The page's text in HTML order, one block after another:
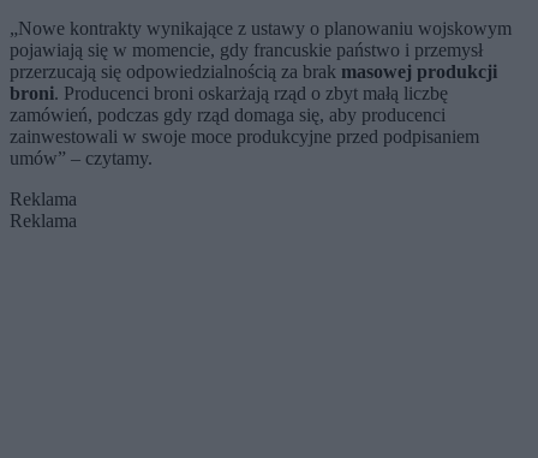
„Nowe kontrakty wynikające z ustawy o planowaniu wojskowym
pojawiają się w momencie, gdy francuskie państwo i przemysł
przerzucają się odpowiedzialnością za brak masowej produkcji
broni. Producenci broni oskarżają rząd o zbyt małą liczbę
zamówień, podczas gdy rząd domaga się, aby producenci
zainwestowali w swoje moce produkcyjne przed podpisaniem
umów” – czytamy.
Reklama
Reklama